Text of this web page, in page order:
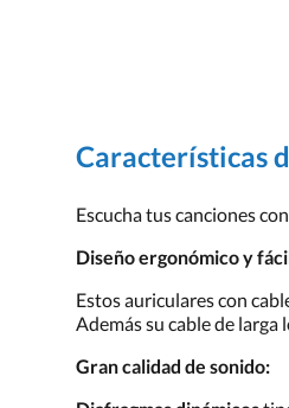
Características
Escucha tus canciones
Diseño ergonómico y
Estos auriculares con
Además su cable de
Gran calidad de sonido: